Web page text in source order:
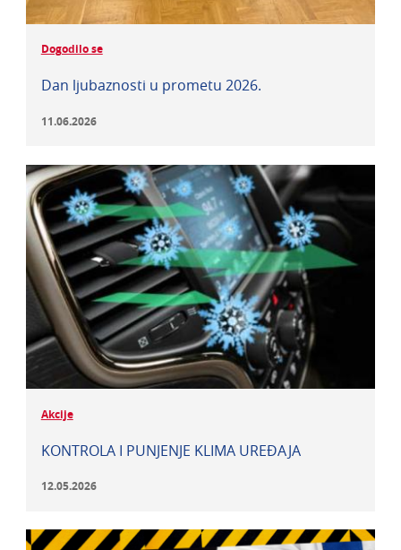
Dogodilo se
Dan ljubaznosti u prometu 2026.
11.06.2026
Akcije
KONTROLA I PUNJENJE KLIMA UREĐAJA
12.05.2026